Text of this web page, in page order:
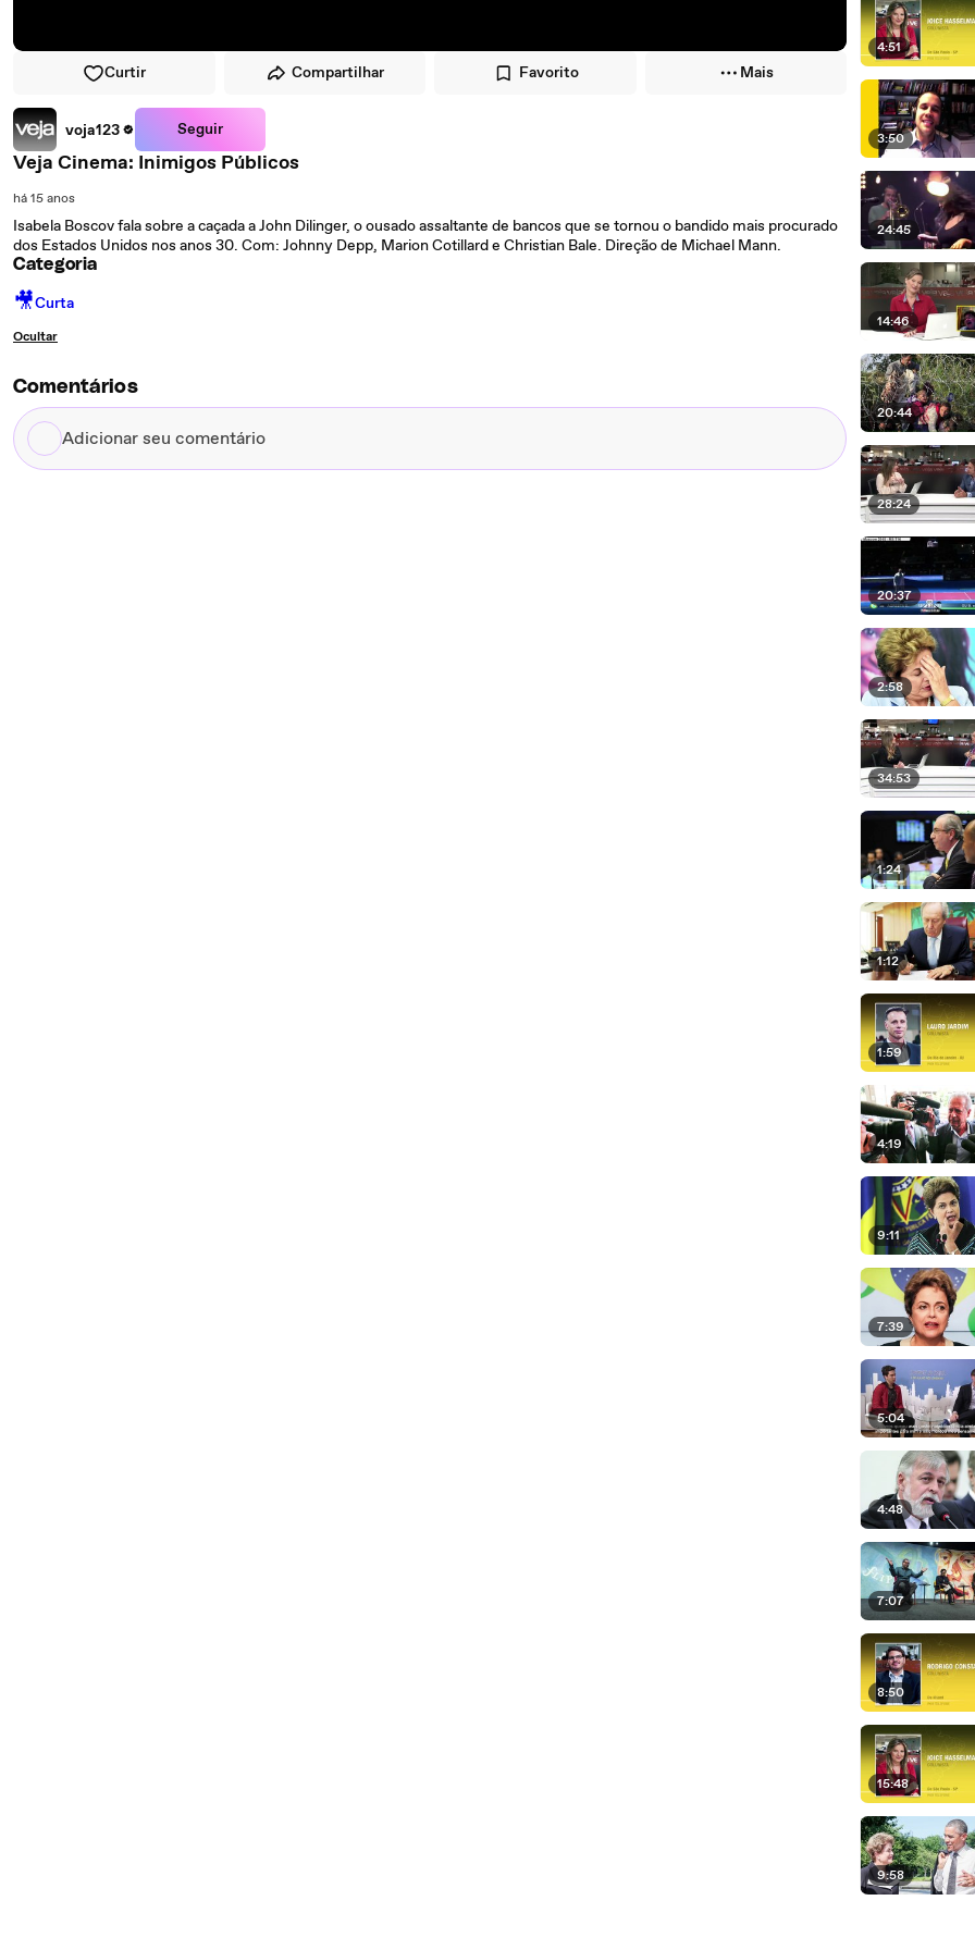
Curtir Compartilhar Favorito Mais
voja123 Seguir
Veja Cinema: Inimigos Públicos
há 15 anos
Isabela Boscov fala sobre a caçada a John Dilinger, o ousado assaltante de bancos que se tornou o bandido mais procurado
dos Estados Unidos nos anos 30. Com: Johnny Depp, Marion Cotillard e Christian Bale. Direção de Michael Mann.
Categoria
🎥Curta
Ocultar
Comentários
Adicionar
seu
4:51
3:50
24:45
14:46
20:44
28:24
20:37
2:58
34:53
1:24
1:12
1:59
4:19
9:11
7:39
5:04
4:48
7:07
8:50
15:48
9:58